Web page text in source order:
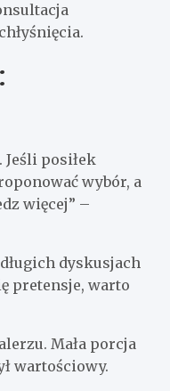
posiłek
wybór, a
więcej” –
dyskusjach
pretensje, warto
Mała porcja
wartościowy.